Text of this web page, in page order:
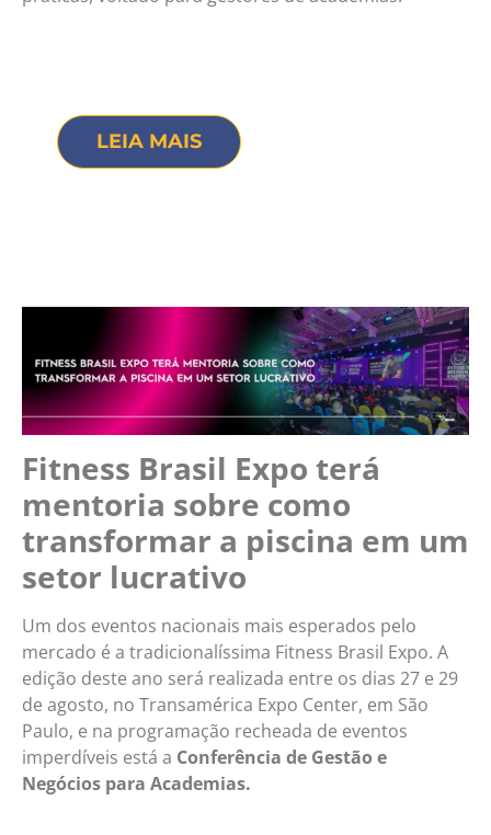
LEIA MAIS
Fitness Brasil Expo terá
mentoria sobre como
transformar a piscina em um
setor lucrativo
Um dos eventos nacionais mais esperados pelo
mercado é a tradicionalíssima Fitness Brasil Expo. A
edição deste ano será realizada entre os dias 27 e 29
de agosto, no Transamérica Expo Center, em São
Paulo, e na programação recheada de eventos
imperdíveis está a Conferência de Gestão e
Negócios para Academias.